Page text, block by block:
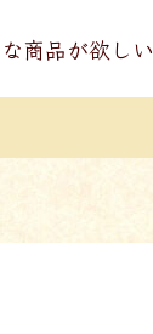
商品が欲しい